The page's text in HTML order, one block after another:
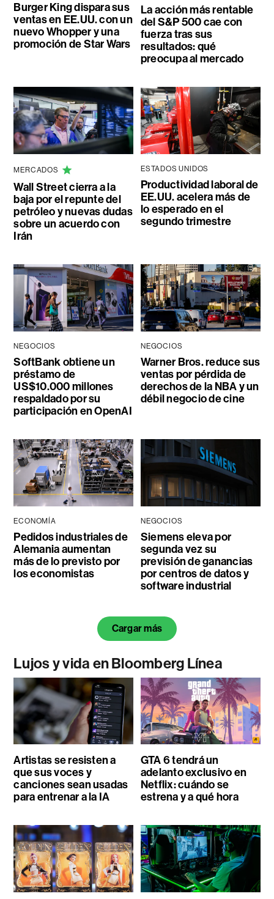
Burger King dispara sus
ventas en EE.UU. con un
nuevo Whopper y una
promoción de Star Wars
La acción más rentable
del S&P 500 cae con
fuerza tras sus
resultados: qué
preocupa al mercado
MERCADOS
Wall Street cierra a la
baja por el repunte del
petróleo y nuevas dudas
sobre un acuerdo con
Irán
ESTADOS UNIDOS
Productividad laboral de
EE.UU. acelera más de
lo esperado en el
segundo trimestre
NEGOCIOS
SoftBank obtiene un
préstamo de
US$10.000 millones
respaldado por su
participación en OpenAI
NEGOCIOS
Warner Bros. reduce sus
ventas por pérdida de
derechos de la NBA y un
débil negocio de cine
ECONOMÍA
Pedidos industriales de
Alemania aumentan
más de lo previsto por
los economistas
NEGOCIOS
Siemens eleva por
segunda vez su
previsión de ganancias
por centros de datos y
software industrial
Cargar más
Lujos y vida en Bloomberg Línea
Artistas se resisten a
que sus voces y
canciones sean usadas
para entrenar a la IA
GTA 6 tendrá un
adelanto exclusivo en
Netflix: cuándo se
estrena y a qué hora